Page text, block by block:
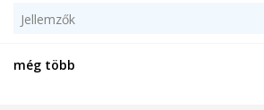
Jellemzők
még több